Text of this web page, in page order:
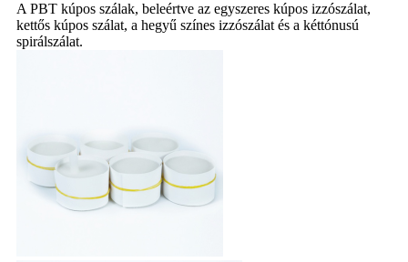
A PBT kúpos szálak, beleértve az egyszeres kúpos izzószálat,
kettős kúpos szálat, a hegyű színes izzószálat és a kéttónusú
spirálszálat.